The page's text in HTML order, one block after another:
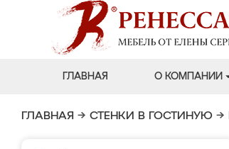
ГЛАВНАЯ О КОМПАНИИ
ГЛАВНАЯ → СТЕНКИ В ГОСТИНУЮ →